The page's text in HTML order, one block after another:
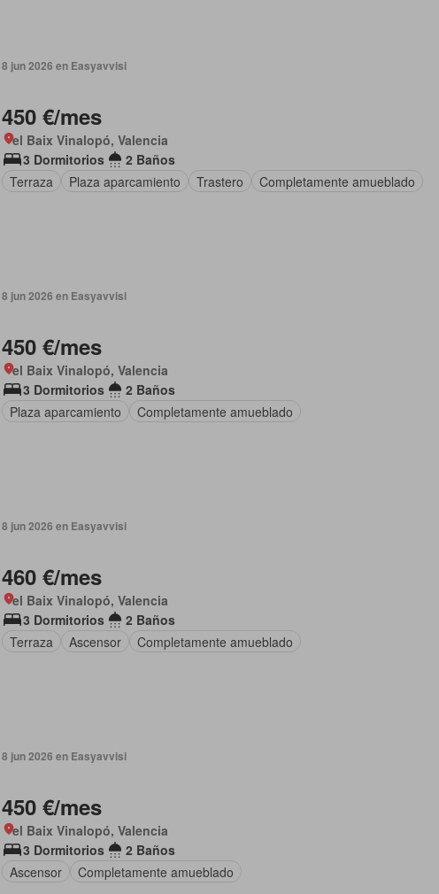
8 jun 2026 en Easyavvisi
450 €/mes
el Baix Vinalopó, Valencia
3 Dormitorios
2 Baños
Terraza
Plaza aparcamiento Trastero Completamente amueblado
8 jun 2026 en Easyavvisi
450 €/mes
el Baix Vinalopó, Valencia
3 Dormitorios
2 Baños
Plaza aparcamiento
Completamente amueblado
8 jun 2026 en Easyavvisi
460 €/mes
el Baix Vinalopó, Valencia
3 Dormitorios
2 Baños
Terraza
Ascensor Completamente amueblado
8 jun 2026 en Easyavvisi
450 €/mes
el Baix Vinalopó, Valencia
3 Dormitorios
2 Baños
Ascensor
Completamente amueblado